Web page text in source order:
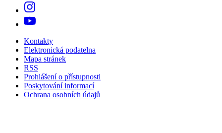
Kontakty
Elektronická podatelna
Mapa stránek
RSS
Prohlášení o přístupnosti
Poskytování informací
Ochrana osobních údajů